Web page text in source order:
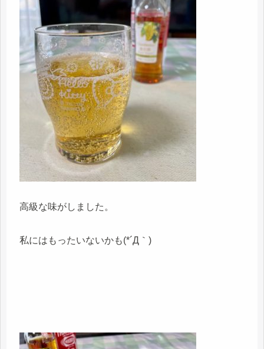
高級な味がしました。
私にはもったいないかも(*´Д｀)